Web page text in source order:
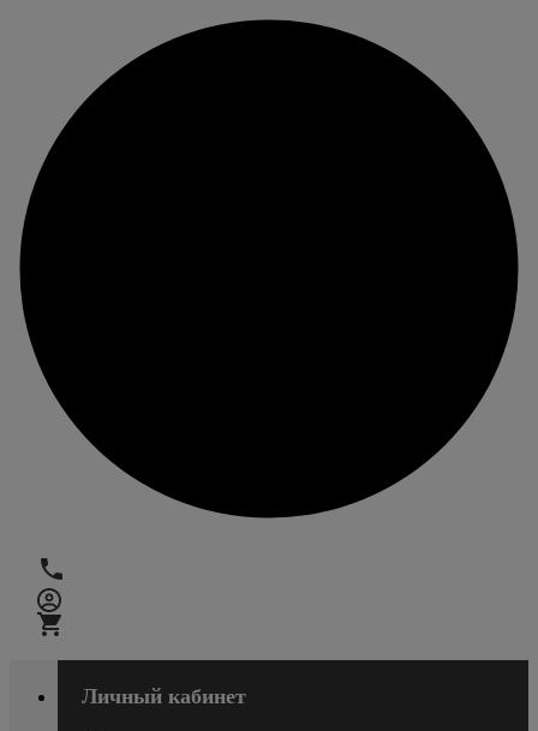
Личный кабинет